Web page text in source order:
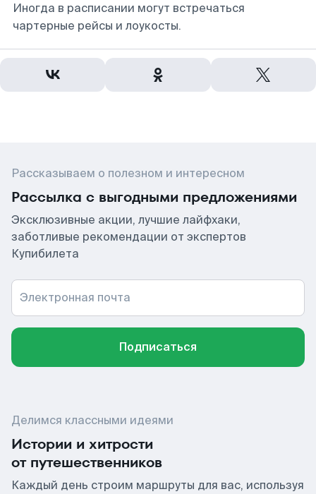
Иногда в расписании могут встречаться
чартерные рейсы и лоукосты.
Рассказываем о полезном и интересном
Рассылка с выгодными предложениями
Эксклюзивные акции, лучшие лайфхаки,
заботливые рекомендации от экспертов
Купибилета
Электронная почта
Подписаться
Делимся классными идеями
Истории и хитрости
от путешественников
Каждый день строим маршруты для вас, используя